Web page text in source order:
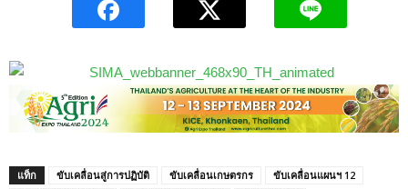
แท็ก ขับเคลื่อนสู่การปฏิบัติ ขับเคลื่อนเกษตรกร
ขับเคลื่อนแผนฯ 12